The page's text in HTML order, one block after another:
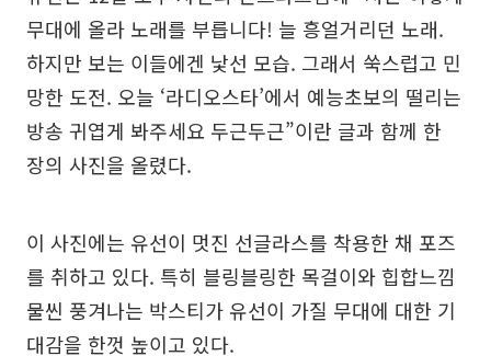
무대에 올라 노래를 부릅니다! 늘 흥얼거리던 노래.
하지만 보는 이들에겐 낯선 모습. 그래서 쑥스럽고 민
망한 도전. 오늘 ‘라디오스타’에서 예능초보의 떨리는
방송 귀엽게 봐주세요 두근두근”이란 글과 함께 한
장의 사진을 올렸다.
이 사진에는 유선이 멋진 선글라스를 착용한 채 포즈
를 취하고 있다. 특히 블링블링한 목걸이와 힙합느낌
물씬 풍겨나는 박스티가 유선이 가질 무대에 대한 기
대감을 한껏 높이고 있다.